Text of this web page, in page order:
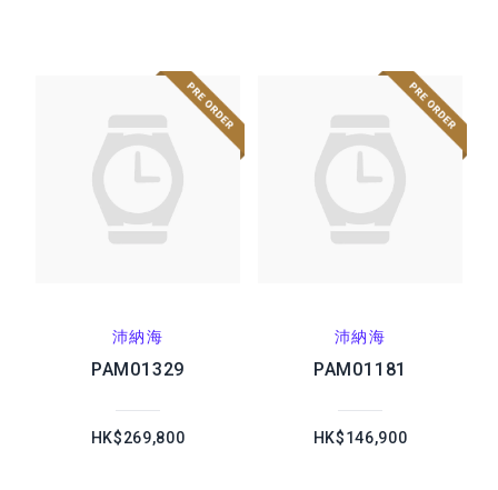
沛納海
PAM01329
HK$269,800
沛納海
PAM01181
HK$146,900